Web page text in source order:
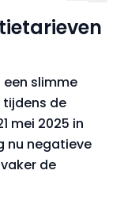
slimme
tijdens de
mei 2025 in
nu negatieve
de